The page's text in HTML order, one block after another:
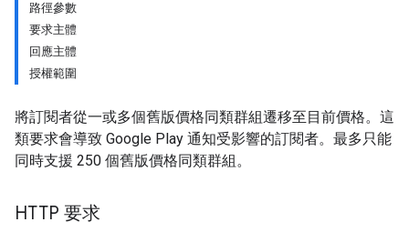
路徑參數
要求主體
回應主體
授權範圍
將訂閱者從一或多個舊版價格同類群組遷移至目前價格。這
類要求會導致 Google Play 通知受影響的訂閱者。最多只能
同時支援 250 個舊版價格同類群組。
HTTP 要求